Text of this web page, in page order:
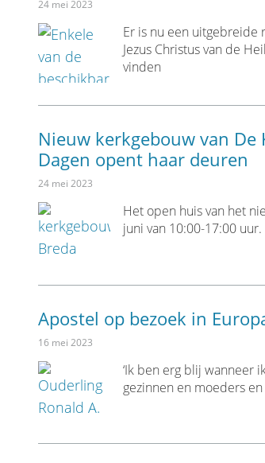
24 mei 2023
Er is nu een uitgebreide
Jezus Christus van de
vinden
Nieuw kerkgebouw van De
Dagen opent haar deuren
24 mei 2023
Het open huis van het
juni van 10:00-17:00
Apostel op bezoek in
16 mei 2023
‘Ik ben erg blij wanneer
gezinnen en moeders en